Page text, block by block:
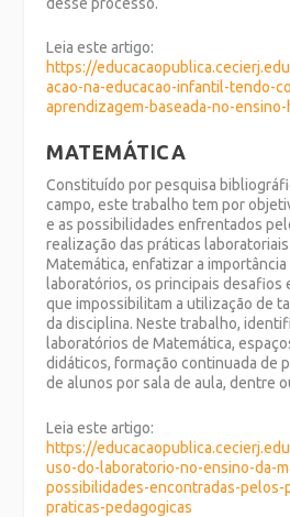
Leia este artigo:
https://
acao-na-educacao-infantil-tendo-
aprendizagem-baseada-no-
MATEMÁTICA
Constituído por pesquisa
campo, este trabalho tem por
e as possibilidades enfrentados
realização das práticas
Matemática, enfatizar a
laboratórios, os principais desafios
que impossibilitam a utilização de
da disciplina. Neste trabalho,
laboratórios de Matemática,
didáticos, formação continuada de
de alunos por sala de aula, dentre
Leia este artigo:
https://
uso-do-laboratorio-no-ensino-da-
possibilidades-encontradas-
praticas-pedagogicas